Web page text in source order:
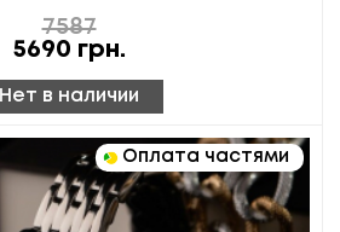
7587
5690 грн.
Нет в наличии
Оплата частями